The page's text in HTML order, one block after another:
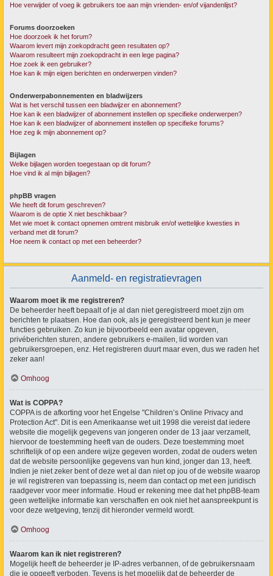
Hoe verwijder of voeg ik gebruikers toe aan mijn vrienden- en/of vijandenlijst?
Forums doorzoeken
Hoe doorzoek ik het forum?
Waarom levert mijn zoekopdracht geen resultaten op?
Waarom resulteert mijn zoekopdracht in een lege pagina?
Hoe zoek ik een gebruiker?
Hoe kan ik mijn eigen berichten en onderwerpen vinden?
Onderwerpabonnementen en bladwijzers
Wat is het verschil tussen een bladwijzer en abonnement?
Hoe kan ik een bladwijzer of abonnement instellen op specifieke onderwerpen?
Hoe kan ik een bladwijzer of abonnement instellen op specifieke forums?
Hoe zeg ik mijn abonnement op?
Bijlagen
Welke bijlagen worden toegestaan op dit forum?
Hoe vind ik al mijn bijlagen?
phpBB vragen
Wie heeft dit forum geschreven?
Waarom is de optie X niet beschikbaar?
Met wie moet ik contact opnemen omtrent misbruik en/of wettelijke kwesties in
verband met dit forum?
Hoe neem ik contact op met een beheerder?
Aanmeld- en registratievragen
Waarom moet ik me registreren?
De beheerder heeft bepaalt of je al dan niet geregistreerd moet zijn om
berichten te plaatsen. Hoe dan ook, als je geregistreerd bent kun je meer
functies gebruiken. Zo kun je bijvoorbeeld een avatar opgeven,
privéberichten sturen, andere gebruikers e-mailen, lid worden van
gebruikersgroepen, enz. Het registreren duurt maar even, dus we raden het
zeker aan!
Omhoog
Wat is COPPA?
COPPA is de afkorting voor het Engelse "Children’s Online Privacy and
Protection Act". Dit is een Amerikaanse wet uit 1998 die vereist dat iedere
website die mogelijk gegevens van jongeren onder de 13 jaar verzamelt,
hiervoor de toestemming heeft van de ouders. Deze toestemming moet
schriftelijk of op een andere wijze gegeven worden, zodat de ouders weten
dat de website persoonlijke gegevens van hun kind, jonger dan 13, heeft.
Indien je niet zeker bent of deze wet al dan niet op jou of de website waarop
je wil registreren van toepassing is, neem dan contact op met een juridisch
raadgever voor meer informatie. Houd er rekening mee dat het phpBB-team
geen wettelijke informatie kan verschaffen en ook niet het aanspreekpunt is
voor deze wetgeving, tenzij dit hieronder vermeld wordt.
Omhoog
Waarom kan ik niet registreren?
Mogelijk heeft de beheerder je IP-adres verbannen, of de gebruikersnaam
die je opgeeft verboden. Tevens is het mogelijk dat de beheerder de